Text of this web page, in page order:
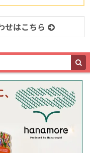
せはこちら